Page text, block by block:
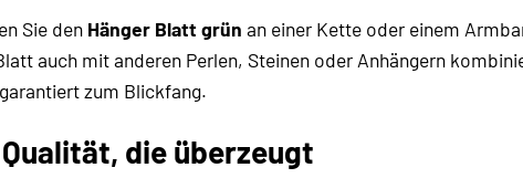
Sie den Hänger Blatt grün an einer Kette oder einem
auch mit anderen Perlen, Steinen oder Anhängern
zum Blickfang.
die überzeugt